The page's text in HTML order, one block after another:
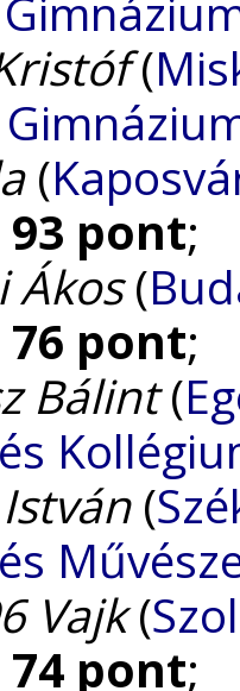
(
(
93 pont;
Ákos(
76 pont;
Bálint(
(
Vajk(
74 pont;